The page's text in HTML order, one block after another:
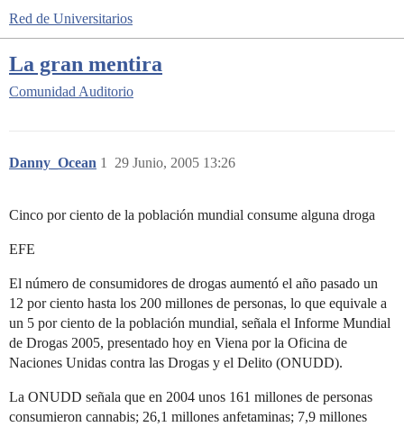
Red de Universitarios
La gran mentira
Comunidad Auditorio
Danny_Ocean 29 Junio, 2005 13:26
1
Cinco por ciento de la población mundial consume alguna droga
EFE
El número de consumidores de drogas aumentó el año pasado un
12 por ciento hasta los 200 millones de personas, lo que equivale a
un 5 por ciento de la población mundial, señala el Informe Mundial
de Drogas 2005, presentado hoy en Viena por la Oficina de
Naciones Unidas contra las Drogas y el Delito (ONUDD).
La ONUDD señala que en 2004 unos 161 millones de personas
consumieron cannabis; 26,1 millones anfetaminas; 7,9 millones